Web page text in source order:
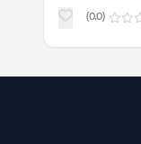
جوزيف
(0.0)